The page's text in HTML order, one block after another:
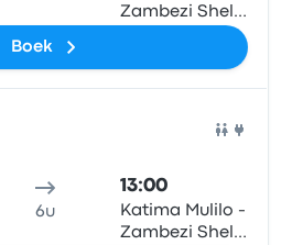
Zambezi Shell
Boek
6u
13:00
Katima Mulilo -
Zambezi Shell